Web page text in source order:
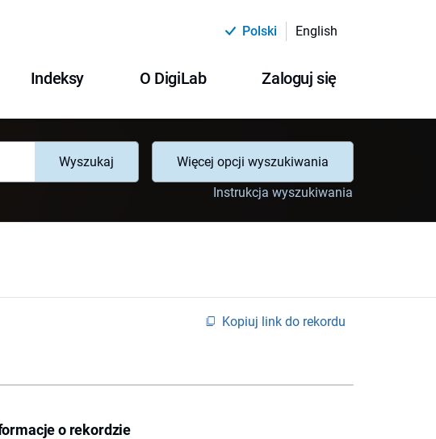
Polski English
Indeksy O DigiLab Zaloguj się
Wyszukaj
Więcej opcji wyszukiwania
Instrukcja wyszukiwania
Kopiuj link do rekordu
o rekordzie